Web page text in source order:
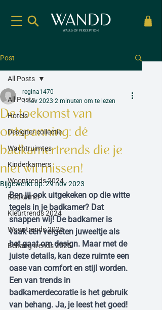
Post
All Posts
Hotels
Designer collectie
Wachtruimtes
Kinderkamers
Woontrends 2024
Badkamer
Kleurtrends 2024
Woontrends 2025
Behang trends 2025
All Posts
De toekomst van
ontspanning: dé
badkamertrends die je
niet wil missen!
regina1470
1 nov 2023 2 minuten om te lezen
Bijgewerkt op:29 nov 2023
Ben jij ook uitgekeken op die witte
tegels in je badkamer? Dat
snappen wij! De badkamer is
vaak een vergeten juweeltje als
het gaat om design. Maar met de
juiste details, kan deze ruimte een
oase van comfort en stijl worden.
Een van trends in
badkamerdecoratie is het gebruik
van behang. Ja, je leest het goed!